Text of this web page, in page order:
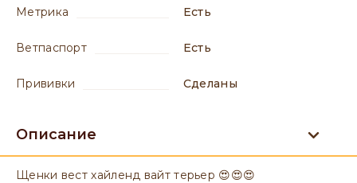
метрика
есть
ветпаспорт есть
прививки сделаны
Описание
Щенки вест хайленд вайт терьер 😍😍😍